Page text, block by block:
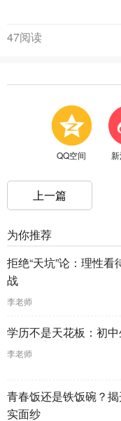
47阅读
QQ空间
上一篇
为你推荐
拒绝“天坑”论：理性
战
李老师
学历不是天花板：初
李老师
青春饭还是铁饭碗？
实面纱